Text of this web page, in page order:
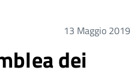
13 Maggio 2019
dei